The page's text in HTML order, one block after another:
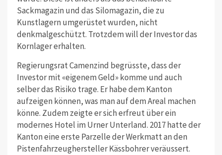
Sackmagazin und das Silomagazin, die zu
Kunstlagern umgerüstet wurden, nicht
denkmalgeschützt. Trotzdem will der Investor das
Kornlager erhalten.
Regierungsrat Camenzind begrüsste, dass der
Investor mit «eigenem Geld» komme und auch
selber das Risiko trage. Er habe dem Kanton
aufzeigen können, was man auf dem Areal machen
könne. Zudem zeigte er sich erfreut über ein
modernes Hotel im Urner Unterland. 2017 hatte der
Kanton eine erste Parzelle der Werkmatt an den
Pistenfahrzeughersteller Kässbohrer veräussert.